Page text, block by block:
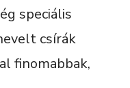
speciális
csírák
finomabbak,